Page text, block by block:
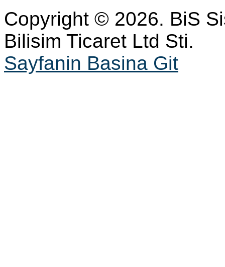
Copyright © 2026. BiS
Bilisim Ticaret Ltd Sti.
Sayfanin Basina Git